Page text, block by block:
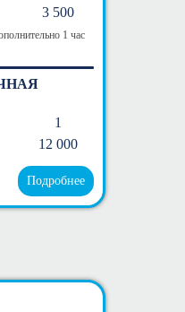
3 500
1 час
1
12 000
Подробнее